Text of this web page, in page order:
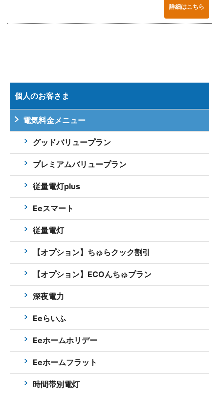
詳細はこちら
個人のお客さま
電気料金メニュー
グッドバリュープラン
プレミアムバリュープラン
従量電灯plus
Eeスマート
従量電灯
【オプション】ちゅらクック割引
【オプション】ECOんちゅプラン
深夜電力
Eeらいふ
Eeホームホリデー
Eeホームフラット
時間帯別電灯